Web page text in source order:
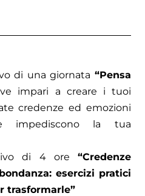
di una giornata “Pensa
impari a creare i tuoi
credenze ed emozioni
impediscono la tua
di 4 ore “Credenze
esercizi pratici
trasformarle”